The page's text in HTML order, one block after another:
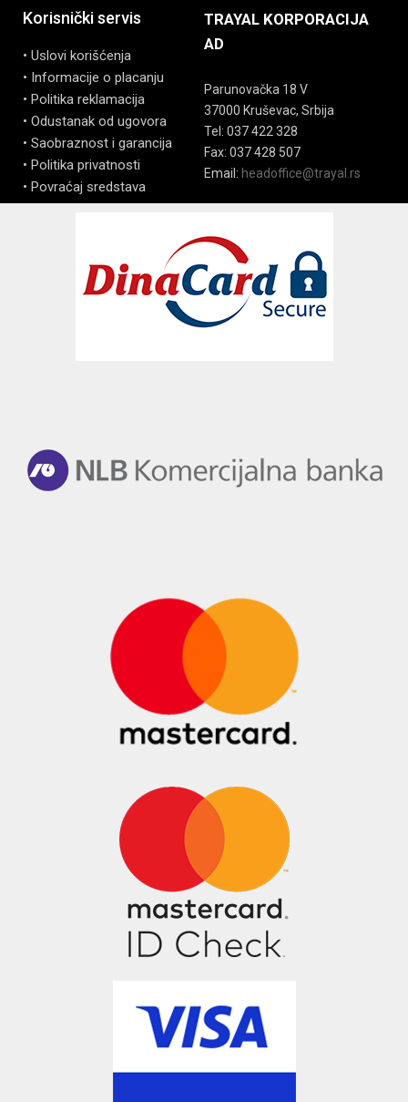
Korisnički servis
• Uslovi korišćenja
• Informacije o placanju
• Politika reklamacija
• Odustanak od ugovora
• Saobraznost i garancija
• Politika privatnosti
• Povraćaj sredstava
TRAYAL KORPORACIJA
AD
Parunovačka 18 V
37000 Kruševac, Srbija
Tel: 037 422 328
Fax: 037 428 507
Email: headoffice@trayal.rs